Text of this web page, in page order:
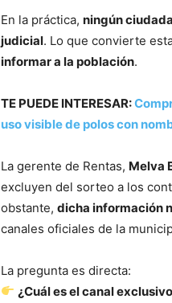
En la práctica, ningún
judicial. Lo que convierte
informar a la población.
TE PUEDE INTERESAR:
uso visible de polos con
La gerente de Rentas, Melva
excluyen del sorteo a los
obstante, dicha información
canales oficiales de la
La pregunta es directa:
¿Cuál es el canal